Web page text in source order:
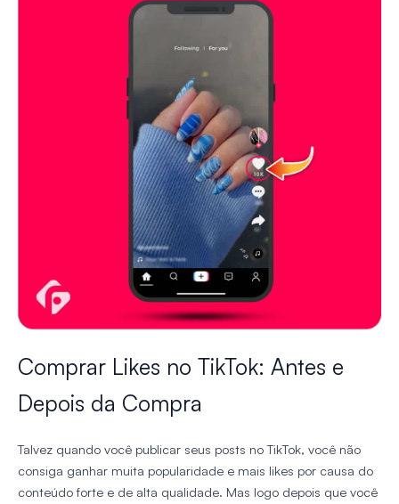
Comprar Likes no TikTok: Antes e
Depois da Compra
Talvez quando você publicar seus posts no TikTok, você não
consiga ganhar muita popularidade e mais likes por causa do
conteúdo forte e de alta qualidade. Mas logo depois que você